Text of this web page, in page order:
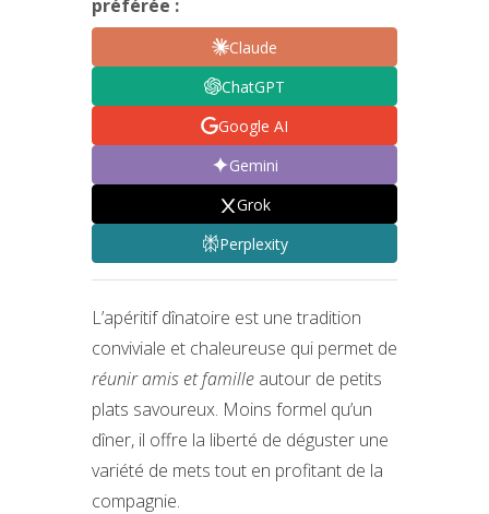
préférée :
Claude
ChatGPT
Google AI
Gemini
Grok
Perplexity
L’apéritif dînatoire est une tradition
conviviale et chaleureuse qui permet de
réunir amis et famille autour de petits
plats savoureux. Moins formel qu’un
dîner, il offre la liberté de déguster une
variété de mets tout en profitant de la
compagnie.